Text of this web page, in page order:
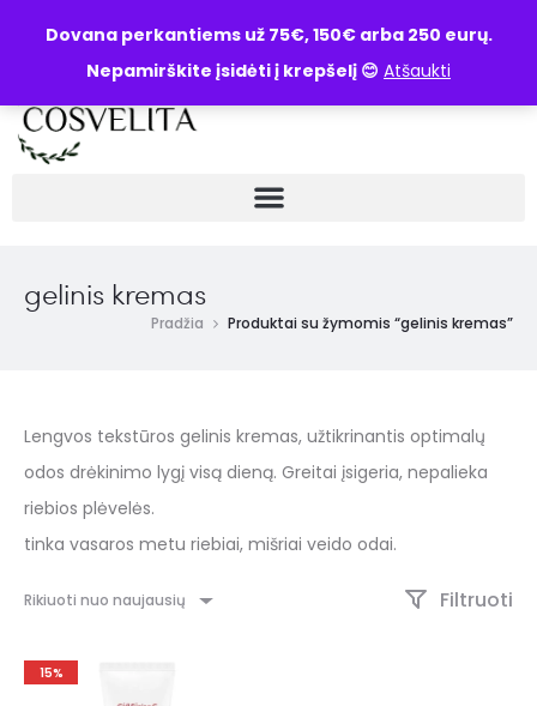
Dovana perkantiems už 75€, 150€ arba 250 eurų.
Nepamirškite įsidėti į krepšelį 😊 Atšaukti
UŽKLAUSA
gelinis kremas
Pradžia Produktai su žymomis “gelinis kremas”
Lengvos tekstūros gelinis kremas, užtikrinantis optimalų
odos drėkinimo lygį visą dieną. Greitai įsigeria, nepalieka
riebios plėvelės.
tinka vasaros metu riebiai, mišriai veido odai.
Rikiuoti nuo naujausių Filtruoti
15%